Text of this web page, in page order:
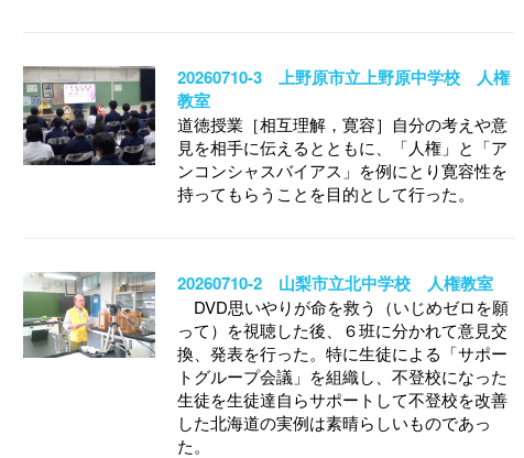
20260710-3 上野原市立上野原中学校 人権
教室
道徳授業［相互理解，寛容］自分の考えや意
見を相手に伝えるとともに、「人権」と「ア
ンコンシャスバイアス」を例にとり寛容性を
持ってもらうことを目的として行った。
20260710-2 山梨市立北中学校 人権教室
DVD思いやりが命を救う（いじめゼロを願
って）を視聴した後、６班に分かれて意見交
換、発表を行った。特に生徒による「サポー
トグループ会議」を組織し、不登校になった
生徒を生徒達自らサポートして不登校を改善
した北海道の実例は素晴らしいものであっ
た。